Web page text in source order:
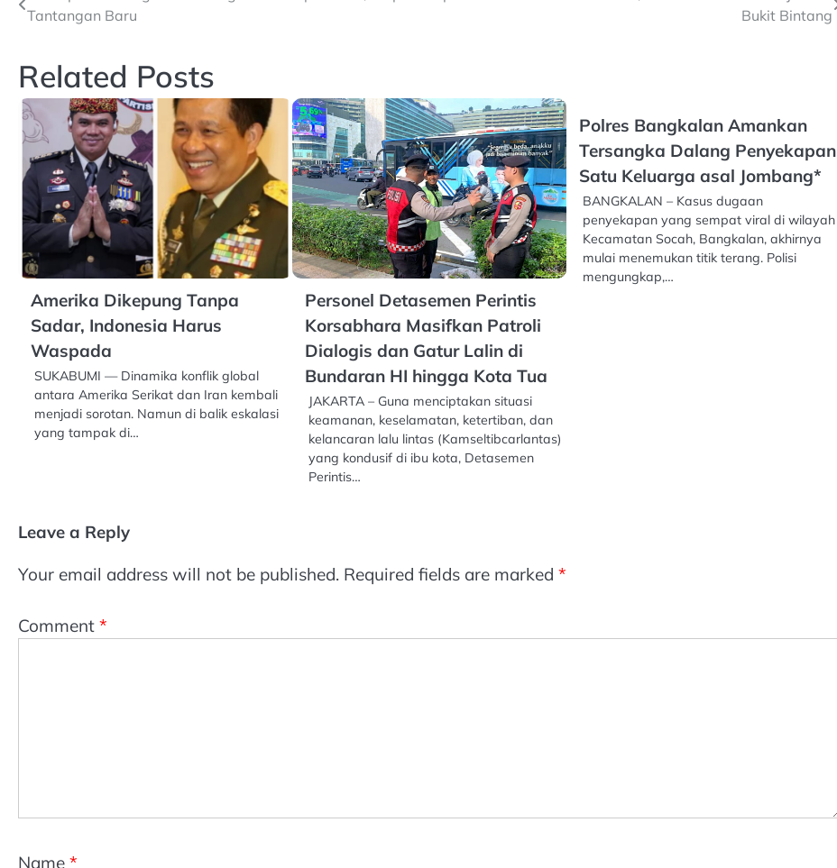
navigation
Tantangan Baru
Bukit Bintang
Related Posts
Amerika Dikepung Tanpa
Sadar, Indonesia Harus
Waspada
SUKABUMI — Dinamika konflik global
antara Amerika Serikat dan Iran kembali
menjadi sorotan. Namun di balik eskalasi
yang tampak di…
Personel Detasemen Perintis
Korsabhara Masifkan Patroli
Dialogis dan Gatur Lalin di
Bundaran HI hingga Kota Tua
JAKARTA – Guna menciptakan situasi
keamanan, keselamatan, ketertiban, dan
kelancaran lalu lintas (Kamseltibcarlantas)
yang kondusif di ibu kota, Detasemen
Perintis…
Polres Bangkalan Amankan
Tersangka Dalang Penyekapan
Satu Keluarga asal Jombang*
BANGKALAN – Kasus dugaan
penyekapan yang sempat viral di wilayah
Kecamatan Socah, Bangkalan, akhirnya
mulai menemukan titik terang. Polisi
mengungkap,…
Leave a Reply
Your email address will not be published. Required fields are marked *
Comment *
Name *